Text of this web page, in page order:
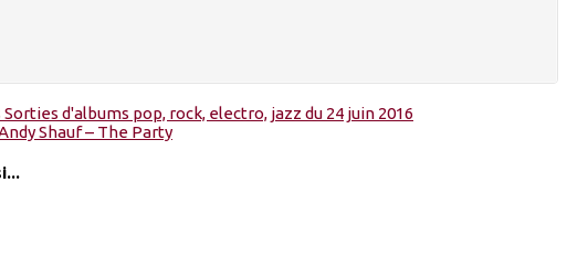
Sorties d'albums pop, rock, electro, jazz du 24 juin 2016
Shauf – The Party